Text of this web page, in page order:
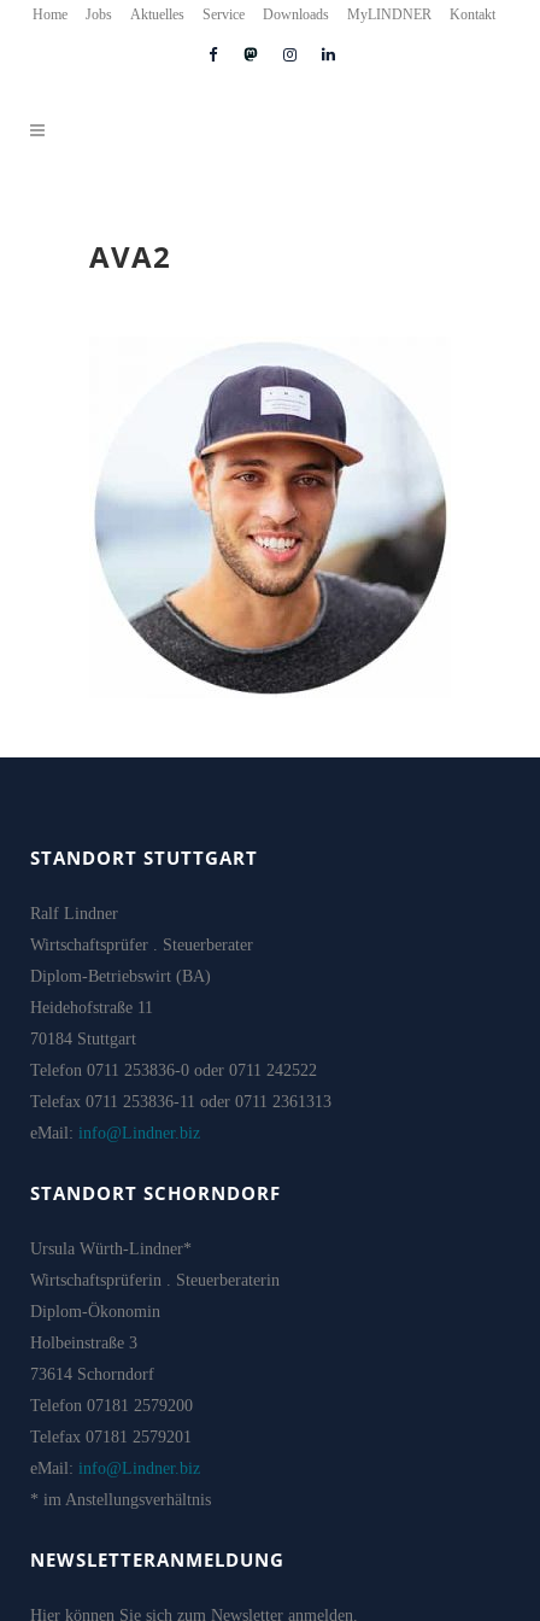
Home Jobs Aktuelles Service Downloads MyLINDNER Kontakt
AVA2
STANDORT STUTTGART
Ralf Lindner
Wirtschaftsprüfer . Steuerberater
Diplom-Betriebswirt (BA)
Heidehofstraße 11
70184 Stuttgart
Telefon 0711 253836-0 oder 0711 242522
Telefax 0711 253836-11 oder 0711 2361313
eMail: info@Lindner.biz
STANDORT SCHORNDORF
Ursula Würth-Lindner*
Wirtschaftsprüferin . Steuerberaterin
Diplom-Ökonomin
Holbeinstraße 3
73614 Schorndorf
Telefon 07181 2579200
Telefax 07181 2579201
eMail: info@Lindner.biz
* im Anstellungsverhältnis
NEWSLETTERANMELDUNG
Hier können Sie sich zum Newsletter anmelden.